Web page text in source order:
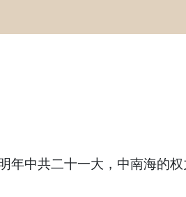
中共二十一大，中南海的